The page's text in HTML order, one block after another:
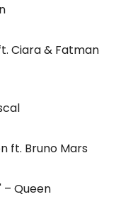
Ciara & Fatman
ft. Bruno Mars
– Queen